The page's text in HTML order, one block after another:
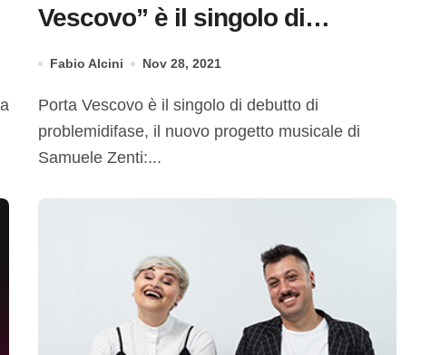
Vescovo” è il singolo di
Fabio Alcini Nov 28, 2021
Porta Vescovo è il singolo di debutto di
problemidifase, il nuovo progetto musicale di
Samuele Zenti:...